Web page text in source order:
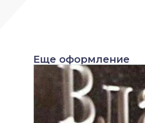
Еще оформление